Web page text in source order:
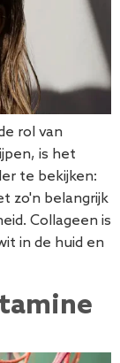
rol van
is het
te bekijken:
zo'n belangrijk
Collageen is
in de huid en